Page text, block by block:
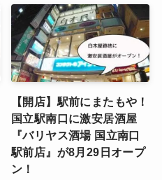
【開店】駅前にまたもや！
国立駅南口に激安居酒屋
『バリヤス酒場 国立南口
駅前店』が8月29日オープ
ン！